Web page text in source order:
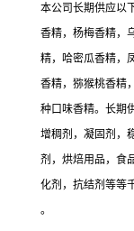
本公司长期供应以
香精，杨梅香精，
精，哈密瓜香精，
香精，猕猴桃香精
种口味香精。长期
增稠剂，凝固剂，
剂，烘焙用品，食
化剂，抗结剂等等
。